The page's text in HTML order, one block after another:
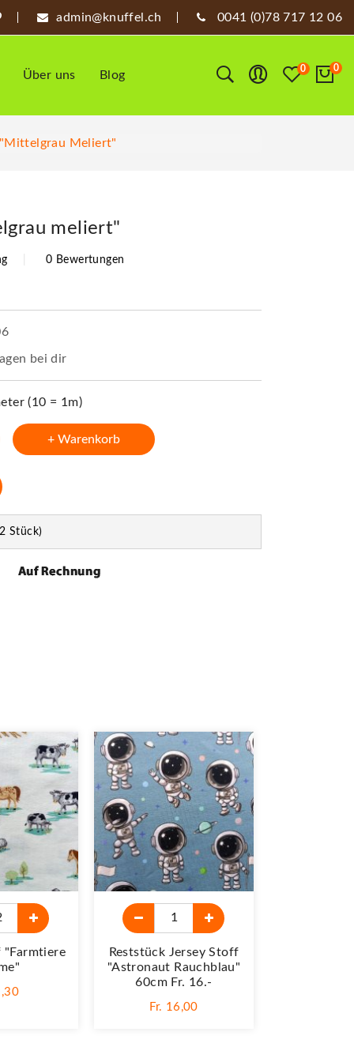
admin@knuffel.ch 0041 (0)78 717 12 06
Über uns Blog 0 0
Meliert"
meliert"
0 Bewertungen
bei dir
(10 = 1m)
+ Warenkorb
Stück)
"Farmtiere
Reststück Jersey Stoff
"Astronaut Rauchblau"
60cm Fr. 16.-
Fr. 16,00